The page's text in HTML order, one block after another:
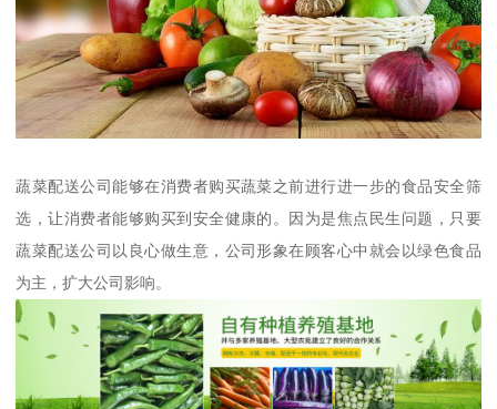
蔬菜配送公司能够在消费者购买蔬菜之前进行进一步的食品安全筛
选，让消费者能够购买到安全健康的。因为是焦点民生问题，只要
蔬菜配送公司以良心做生意，公司形象在顾客心中就会以绿色食品
为主，扩大公司影响。